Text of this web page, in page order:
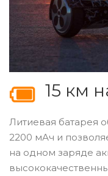
15 км
Литиевая батарея
2200 мАч и
на одном заряде